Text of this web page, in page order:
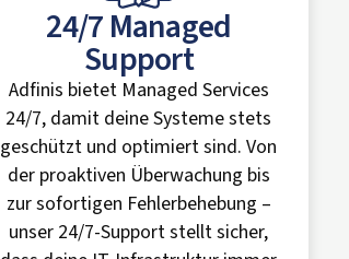
24/7 Managed
Support
Adfinis bietet Managed Services
24/7, damit deine Systeme stets
geschützt und optimiert sind. Von
der proaktiven Überwachung bis
zur sofortigen Fehlerbehebung –
unser 24/7-Support stellt sicher,